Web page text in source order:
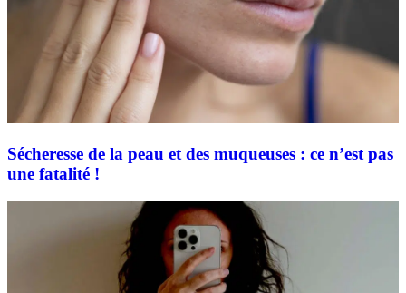
Sécheresse de la peau et des muqueuses : ce n’est pas
une fatalité !